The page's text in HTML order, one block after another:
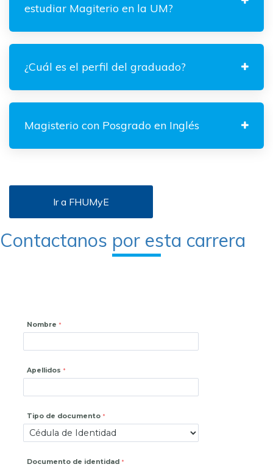
estudiar Magiterio en la UM?
¿Cuál es el perfil del graduado?
Magisterio con Posgrado en Inglés
Ir a FHUMyE
Contactanos por esta carrera
Nombre
Apellidos
Tipo de documento
Documento de identidad